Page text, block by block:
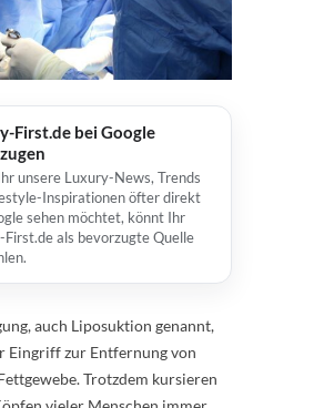
First.de bei Google
unsere Luxury-News, Trends
Inspirationen öfter direkt
sehen möchtet, könnt Ihr
First.de als bevorzugte Quelle
auch Liposuktion genannt,
Eingriff zur Entfernung von
Trotzdem kursieren